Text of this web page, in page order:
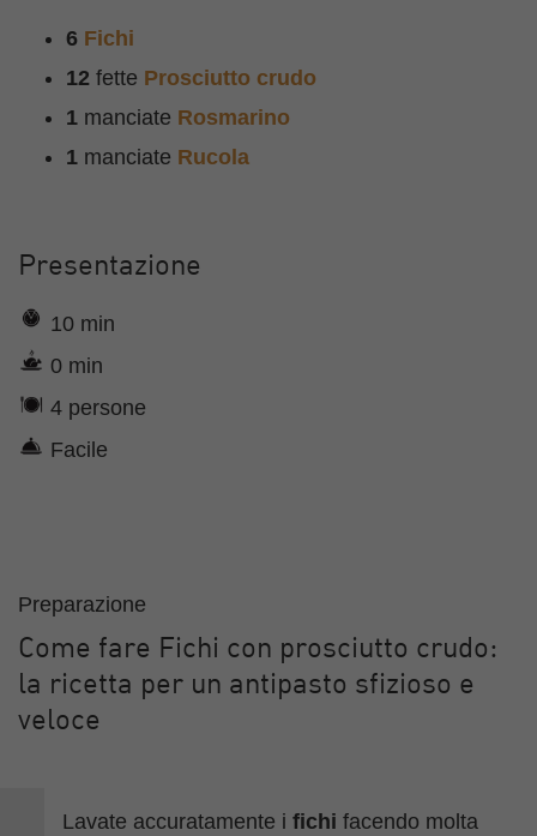
6 Fichi
12 fette Prosciutto crudo
1 manciate Rosmarino
1 manciate Rucola
Presentazione
10 min
0 min
4 persone
Facile
Preparazione
Come fare Fichi con prosciutto crudo:
la ricetta per un antipasto sfizioso e
veloce
Lavate accuratamente ifichi facendo molta